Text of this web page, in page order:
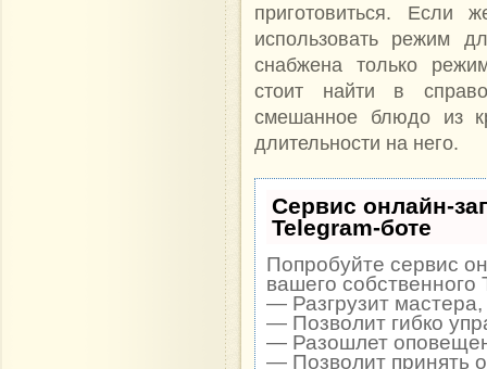
приготовиться. Если
использовать режим
снабжена только
стоит найти в
смешанное блюдо из
длительности на него.
Сервис онлайн-
Telegram-боте
Попробуйте сервис
вашего собственного
— Разгрузит
— Позволит гибко
— Разошлет
— Позволит принять